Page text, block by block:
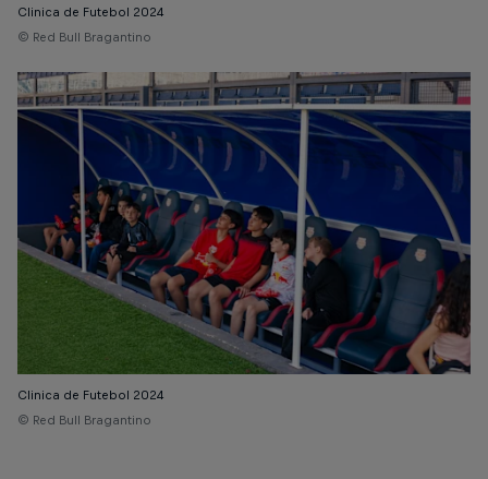
Clinica de Futebol 2024
© Red Bull Bragantino
Clinica de Futebol 2024
© Red Bull Bragantino